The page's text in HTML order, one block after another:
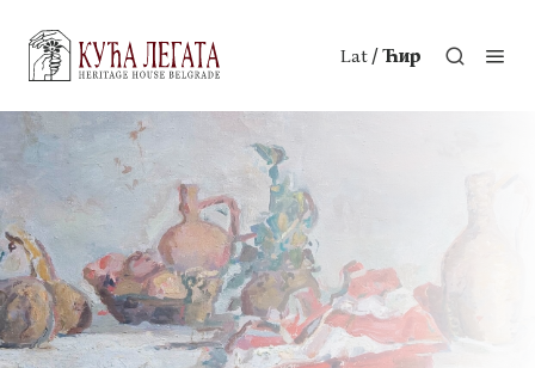
Lat /Ћир